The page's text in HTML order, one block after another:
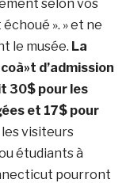
selon vos
». » et ne
le musée. La
d’admission
30$ pour les
et 17$ pour
visiteurs
étudiants à
pourront